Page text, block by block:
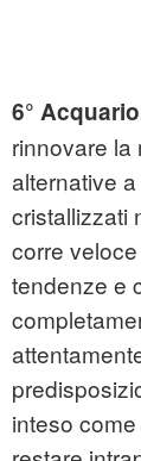
6°
rinnovare la
alternative
cristallizzati
corre
tendenze e
inteso